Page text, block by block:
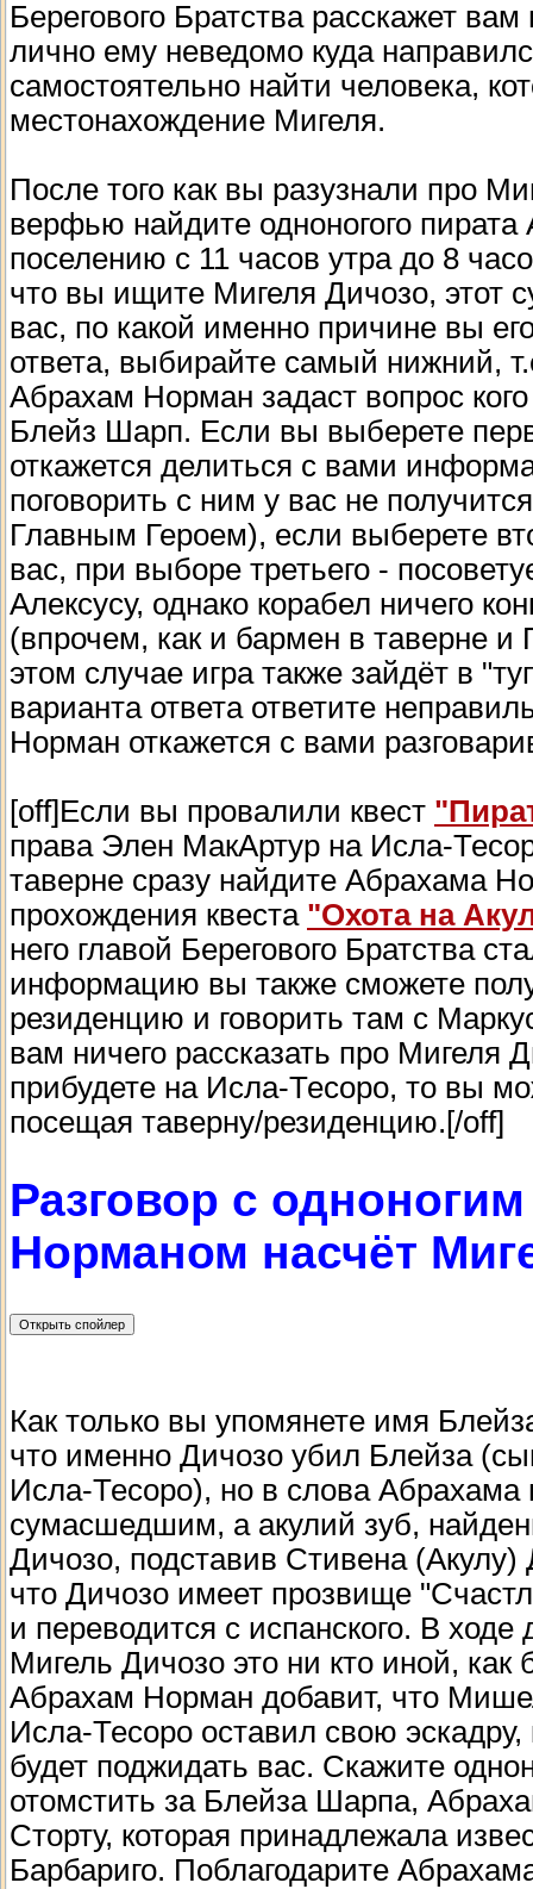
Берегового Братства расскажет
лично ему неведомо куда
самостоятельно найти человека,
местонахождение Мигеля.
После того как вы разузнали про
верфью найдите одноногого
поселению с 11 часов утра до 8
что вы ищите Мигеля Дичозо, этот
вас, по какой именно причине вы
ответа, выбирайте самый нижний,
Абрахам Норман задаст вопрос
Блейз Шарп. Если вы выберете
откажется делиться с вами
поговорить с ним у вас не
Главным Героем), если выберете
вас, при выборе третьего -
Алексусу, однако корабел ничего
(впрочем, как и бармен в таверне и
этом случае игра также зайдёт в
варианта ответа ответите
Норман откажется с вами
[off]Если вы провалили квест
права Элен МакАртур на Исла-
таверне сразу найдите Абрахама
прохождения квеста "Охота на
него главой Берегового Братства
информацию вы также сможете
резиденцию и говорить там с
вам ничего рассказать про Мигеля
прибудете на Исла-Тесоро, то вы
посещая таверну/резиденцию.[/off]
Разговор с
Норманом насчёт
Как только вы упомянете имя
что именно Дичозо убил Блейза
Исла-Тесоро), но в слова Абрахама
сумасшедшим, а акулий зуб,
Дичозо, подставив Стивена
что Дичозо имеет прозвище
и переводится с испанского. В
Мигель Дичозо это ни кто иной,
Абрахам Норман добавит, что
Исла-Тесоро оставил свою
будет поджидать вас. Скажите
отомстить за Блейза Шарпа,
Сторту, которая принадлежала
Барбариго. Поблагодарите